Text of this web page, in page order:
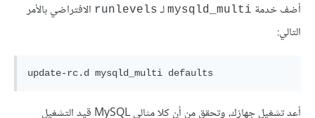
أضف خدمة mysqld_multi لـ runlevels الافتراضي بالأمر
التالي:
update-rc.d mysqld_multi defaults
أعد تشغيل جهازك، وتحقق من أن كلا مثالي MySQL قيد التشغيل